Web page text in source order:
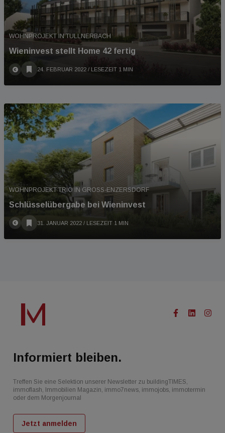
WOHNPROJEKT IN TULLNERBACH
Wieninvest stellt Home 42 fertig
24. FEBRUAR 2022 / LESEZEIT 1 MIN
WOHNPROJEKT TRIO IN GROSS-ENZERSDORF
Schlüsselübergabe bei Wieninvest
31. JANUAR 2022 / LESEZEIT 1 MIN
Informiert bleiben.
Treffen Sie eine Selektion unserer Newsletter zu buildingTIMES,
immoflash, Immobilien Magazin, immo7news, immojobs, immotermin
oder dem Morgenjournal
Jetzt anmelden